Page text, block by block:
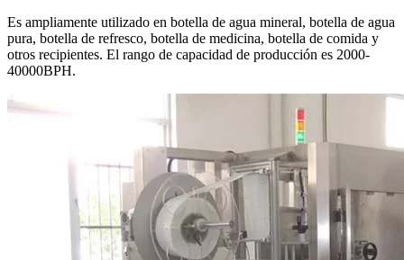
Es ampliamente utilizado en botella de agua mineral, botella de agua
pura, botella de refresco, botella de medicina, botella de comida y
otros recipientes. El rango de capacidad de producción es 2000-
40000BPH.